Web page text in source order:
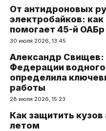
От антидроновых
электробайков: как
помогает 45-й ОАБр
30 июля 2026, 13:45
Александр Свищев:
Федерации
определила
работы
28 июля 2026, 15:23
Как защитить
летом